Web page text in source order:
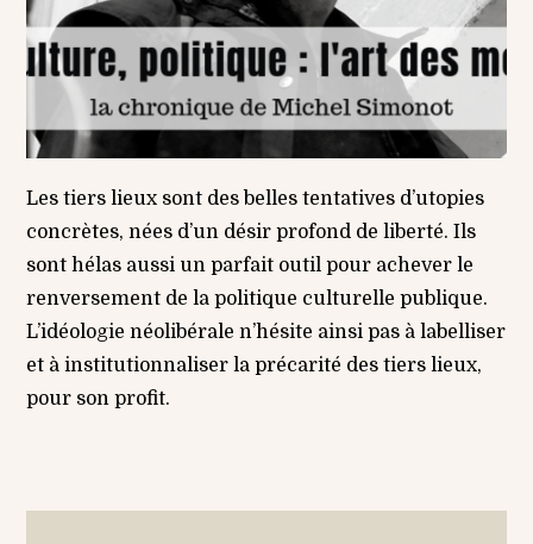
Les tiers lieux sont des belles tentatives d’utopies
concrètes, nées d’un désir profond de liberté. Ils
sont hélas aussi un parfait outil pour achever le
renversement de la politique culturelle publique.
L’idéologie néolibérale n’hésite ainsi pas à labelliser
et à institutionnaliser la précarité des tiers lieux,
pour son profit.